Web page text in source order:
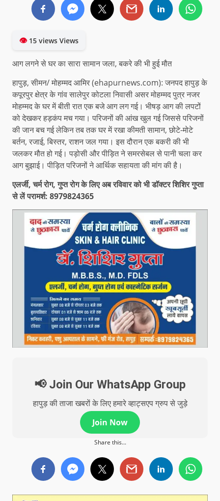
👁15 views Views
आग लगने से घर का सारा सामान जला, बकरे की भी हुई मौत
हापुड़, सीमन/ मोहम्मद आमिर (ehapurnews.com): जनपद हापुड़ के
कपूरपुर क्षेत्र के गांव सालेपुर कोटला निवासी असर मोहम्मद पुत्र नजर
मोहम्मद के घर में बीती रात एक बजे आग लग गई। भीषड़ आग की लपटों
को देखकर हड़कंप मच गया। परिजनों की आंख खुल गई जिससे परिजनों
की जान बच गई लेकिन तब तक घर में रखा कीमती सामान, छोटे-मोटे
बर्तन, रजाई, बिस्तर, राशन जल गया। इस दौरान एक बकरी की भी
जलकर मौत हो गई। पड़ोसी और पीड़ित ने समरसेबल से पानी चला कर
आग बुझाई। पीड़ित परिजनों ने आर्थिक सहायता की मांग की है।
एलर्जी, चर्म रोग, गुप्त रोग के लिए अब रविवार को भी डॉक्टर शिशिर गुप्ता
से लें परामर्श: 8979824365
📢 Join Our WhatsApp Group
हापुड़ की ताजा खबरों के लिए हमारे व्हाट्सएप ग्रुप से जुड़े
Join Now
Share this...